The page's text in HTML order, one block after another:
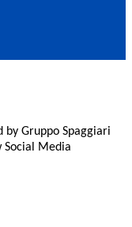
Gruppo Spaggiari
Social Media